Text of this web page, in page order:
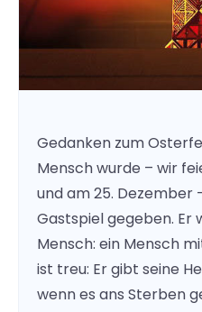
Gedanken zum
Mensch wurde – wir
und am 25. Dezember
Gastspiel gegeben. Er
Mensch: ein Mensch
ist treu: Er gibt seine
wenn es ans Sterben